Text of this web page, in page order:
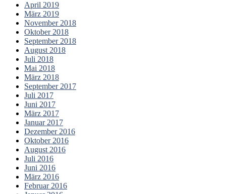
April 2019
März 2019
November 2018
Oktober 2018
September 2018
August 2018
Juli 2018
Mai 2018
März 2018
September 2017
Juli 2017
Juni 2017
März 2017
Januar 2017
Dezember 2016
Oktober 2016
August 2016
Juli 2016
Juni 2016
März 2016
Februar 2016